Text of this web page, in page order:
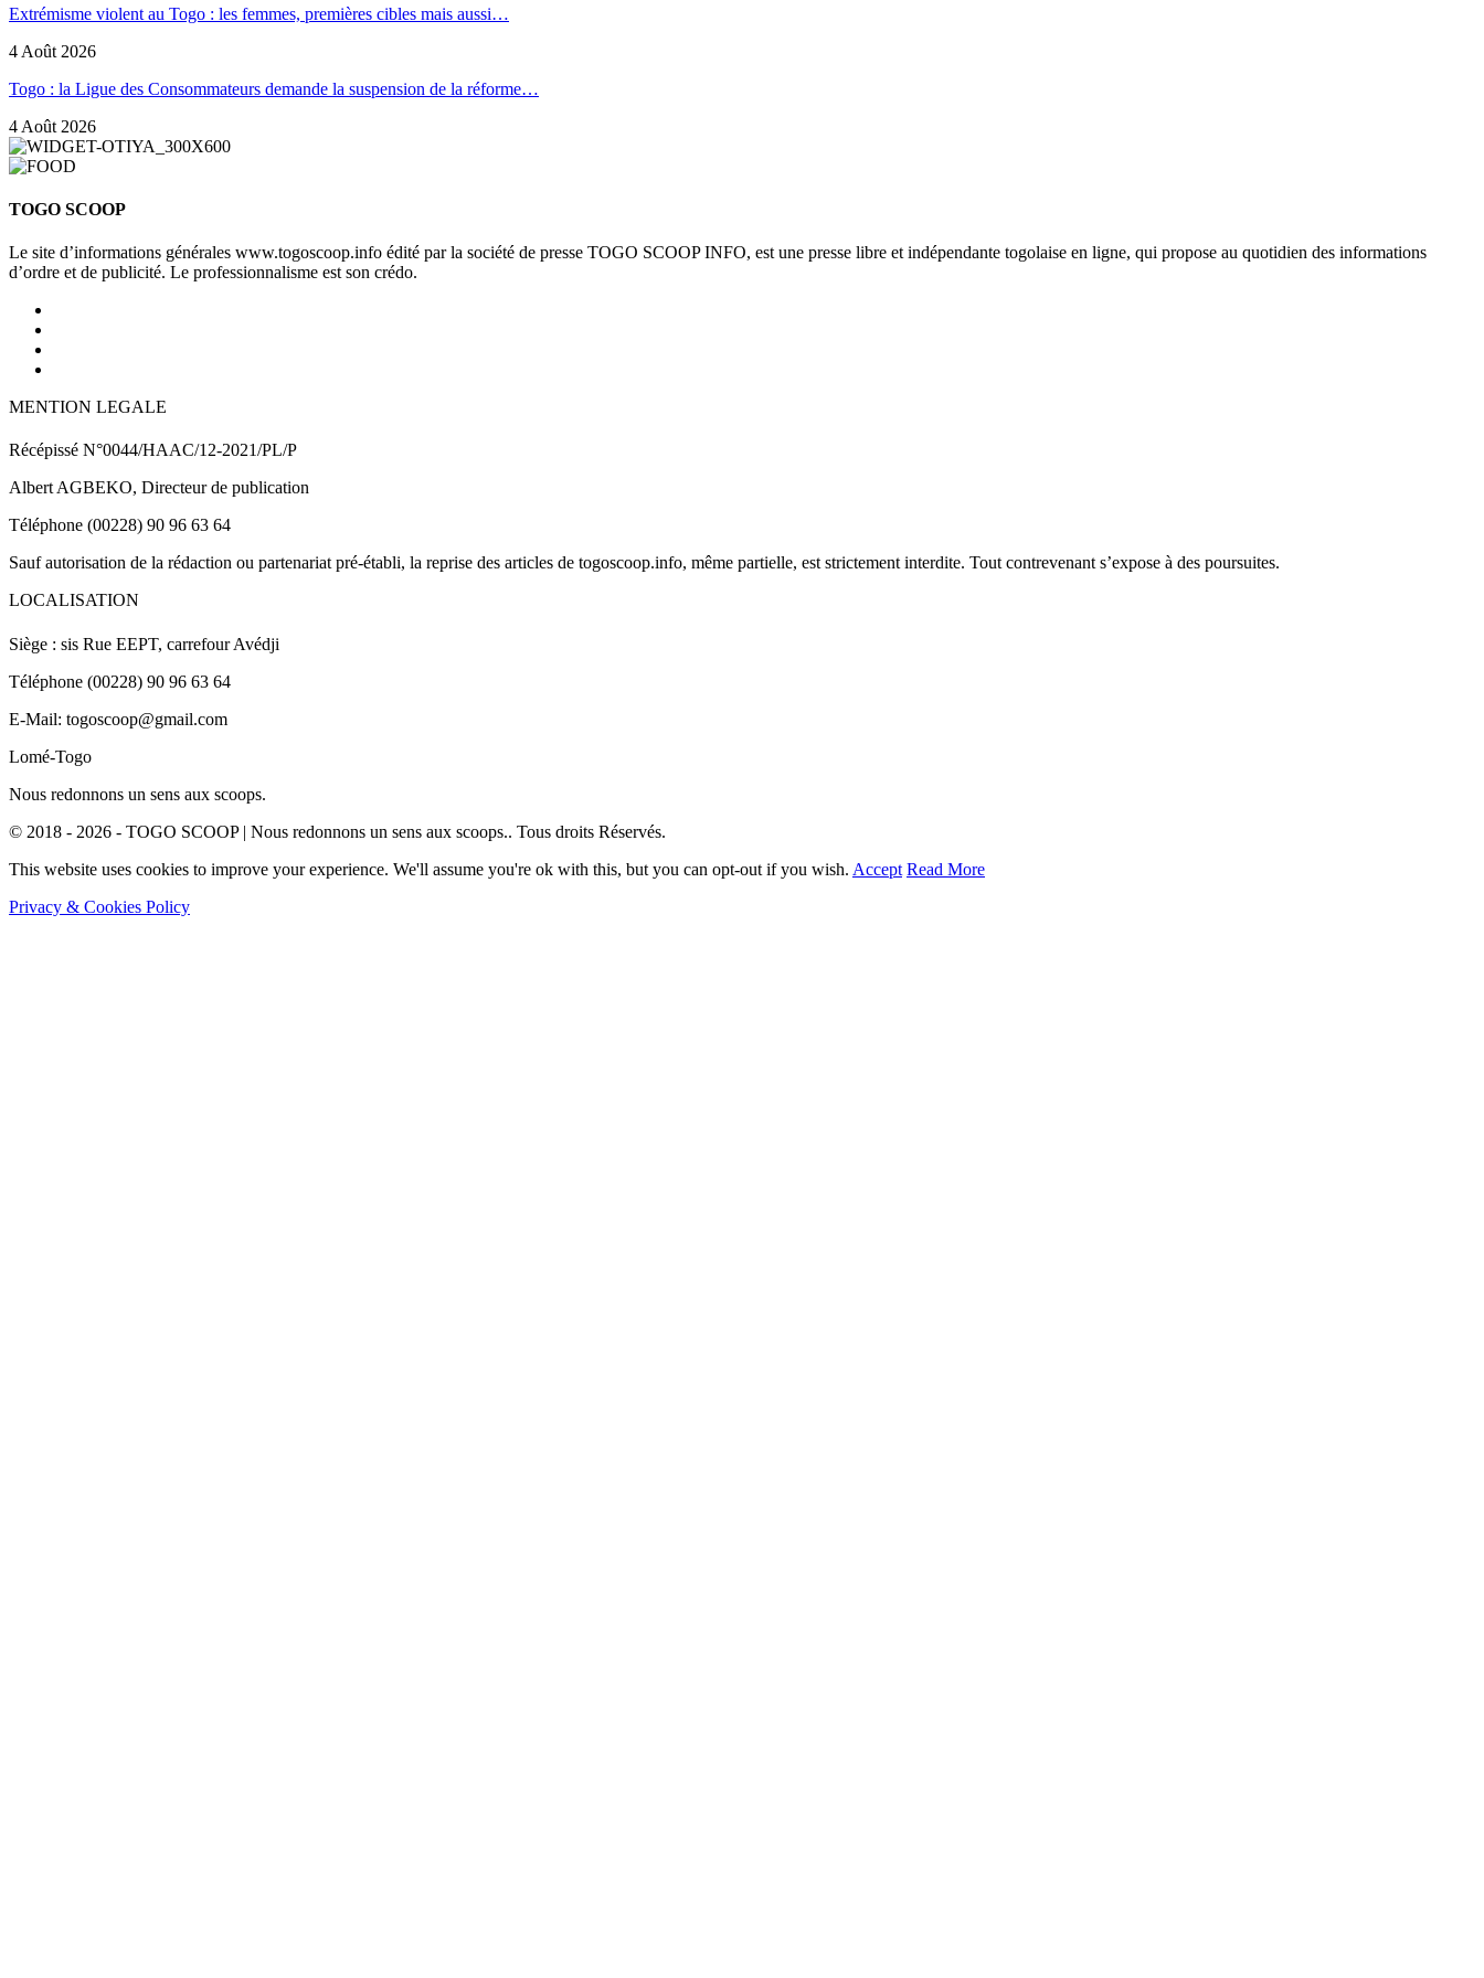
Extrémisme violent au Togo : les femmes, premières cibles mais aussi…
4 Août 2026
Togo : la Ligue des Consommateurs demande la suspension de la réforme…
4 Août 2026
TOGO SCOOP
Le site d’informations générales www.togoscoop.info édité par la société de presse TOGO SCOOP INFO, est une presse libre et indépendante togolaise en ligne, qui propose au quotidien des informations
d’ordre et de publicité. Le professionnalisme est son crédo.
MENTION LEGALE
Récépissé N°0044/HAAC/12-2021/PL/P
Albert AGBEKO, Directeur de publication
Téléphone (00228) 90 96 63 64
Sauf autorisation de la rédaction ou partenariat pré-établi, la reprise des articles de togoscoop.info, même partielle, est strictement interdite. Tout contrevenant s’expose à des poursuites.
LOCALISATION
Siège : sis Rue EEPT, carrefour Avédji
Téléphone (00228) 90 96 63 64
E-Mail: togoscoop@gmail.com
Lomé-Togo
Nous redonnons un sens aux scoops.
© 2018 - 2026 - TOGO SCOOP | Nous redonnons un sens aux scoops.. Tous droits Réservés.
This website uses cookies to improve your experience. We'll assume you're ok with this, but you can opt-out if you wish. Accept Read More
Privacy & Cookies Policy